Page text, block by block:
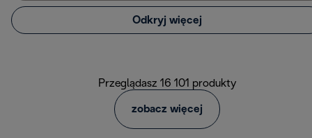
Odkryj więcej
Przeglądasz 16 101 produkty
zobacz więcej